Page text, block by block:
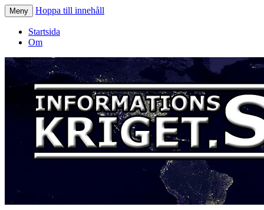
Informationskriget.se
Meny Hoppa till innehåll
Startsida
Om